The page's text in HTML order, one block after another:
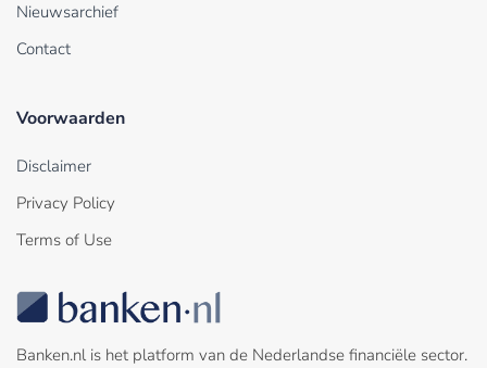
Nieuwsarchief
Contact
Voorwaarden
Disclaimer
Privacy Policy
Terms of Use
Banken.nl is het platform van de Nederlandse financiële sector.